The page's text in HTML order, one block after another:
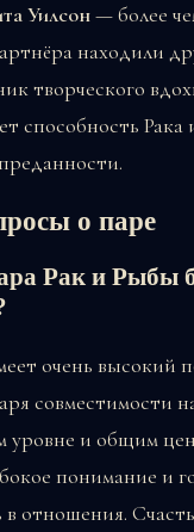
Уилсон— более
находили
творческого
способность Рака
о паре
Рак и Рыбы
очень высокий
совместимости
уровне и общим
понимание и
в отношения.